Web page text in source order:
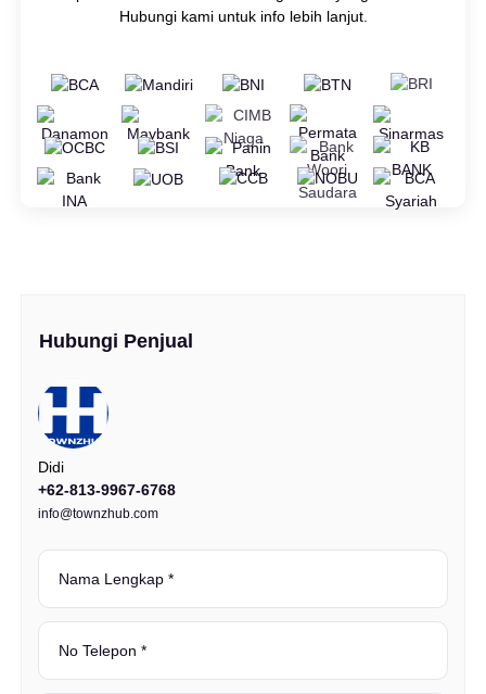
Hubungi kami untuk info lebih lanjut.
Hubungi Penjual
Didi
+62-813-9967-6768
info@townzhub.com